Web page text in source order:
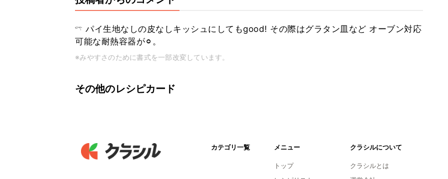
𓍼 パイ生地なしの皮なしキッシュにしてもgood! その際はグラタン皿など オーブン対応
可能な耐熱容器が⚪︎。
※みやすさのために書式を一部改変しています。
その他のレシピカード
カテゴリ一覧 メニュー
トップ
クラシルについて
クラシルとは